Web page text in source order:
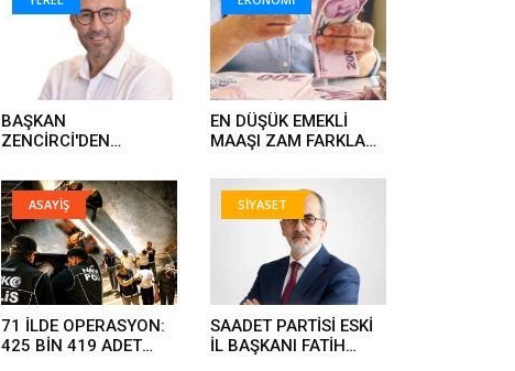
BAŞKAN
ZENCİRCİ'DEN
EN DÜŞÜK EMEKLİ
MAAŞI ZAM FARKLARI
ASAYİŞ
71 İLDE OPERASYON:
425 BİN 419 ADET
SİYASET
SAADET PARTİSİ ESKİ
İL BAŞKANI FATİH